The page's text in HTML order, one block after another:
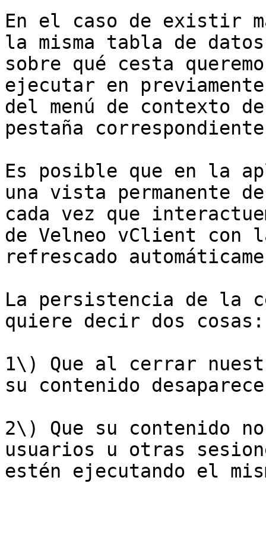
En el caso de existir
la misma tabla de
sobre qué cesta
ejecutar en
del menú de contexto
pestaña
Es posible que en la
una vista permanente
cada vez que
de Velneo vClient con
refrescado
La persistencia de la
quiere decir dos cosas:
1\) Que al cerrar
su contenido
2\) Que su contenido
usuarios u otras